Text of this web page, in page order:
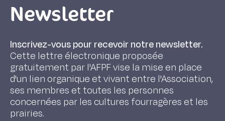
Newsletter
Inscrivez-vous pour recevoir notre newsletter.
Cette lettre électronique proposée
gratuitement par l'AFPF vise la mise en place
d'un lien organique et vivant entre l'Association,
ses membres et toutes les personnes
concernées par les cultures fourragères et les
prairies.